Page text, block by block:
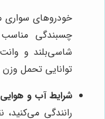
خودروهای سواری
چسبندگی مناسب
شاسی‌بلند و
توانایی تحمل وزن
شرایط آب و
رانندگی